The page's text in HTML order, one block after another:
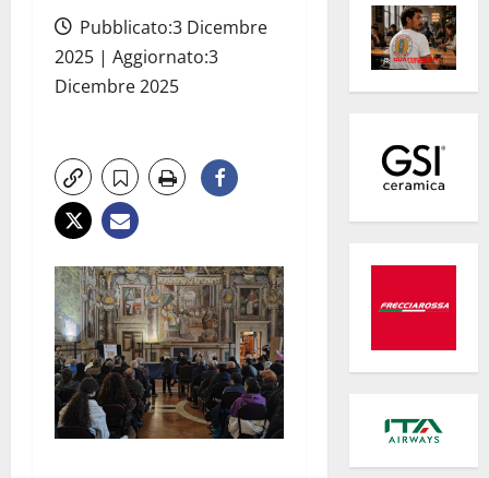
Pubblicato:3 Dicembre
2025 | Aggiornato:3
Dicembre 2025